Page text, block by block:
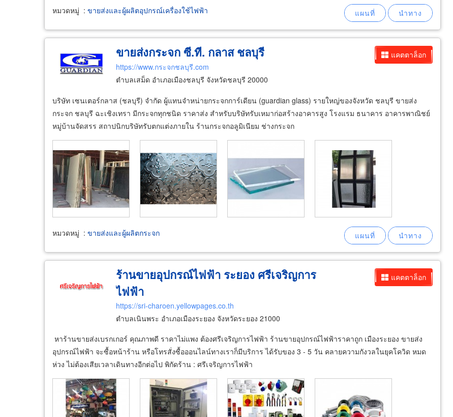
หมวดหมู่ : ขายส่งและผู้ผลิตอุปกรณ์เครื่องใช้ไฟฟ้า
แคตตาล็อก
ขายส่งกระจก ซี.ที. กลาส ชลบุรี
https://www.กระจกชลบุรี.com
ตำบลเสม็ด อำเภอเมืองชลบุรี จังหวัดชลบุรี 20000
บริษัท เซนเตอร์กลาส (ชลบุรี) จำกัด ผู้แทนจำหน่ายกระจกการ์เดียน (guardian glass) รายใหญ่ของจังหวัด ชลบุรี ขายส่ง
กระจก ชลบุรี ฉะเชิงเทรา มีกระจกทุกชนิด ราคาส่ง สำหรับบริษัทรับเหมาก่อสร้างอาคารสูง โรงแรม ธนาคาร อาคารพาณิชย์
หมู่บ้านจัดสรร สถาปนิกบริษัทรับตกแต่งภายใน ร้านกระจกอลูมิเนียม ช่างกระจก
หมวดหมู่ : ขายส่งและผู้ผลิตกระจก
แคตตาล็อก
ร้านขายอุปกรณ์ไฟฟ้า ระยอง ศรีเจริญการ
ไฟฟ้า
https://sri-charoen.yellowpages.co.th
ตำบลเนินพระ อำเภอเมืองระยอง จังหวัดระยอง 21000
หาร้านขายส่งเบรกเกอร์ คุณภาพดี ราคาไม่แพง ต้องศรีเจริญการไฟฟ้า ร้านขายอุปกรณ์ไฟฟ้าราคาถูก เมืองระยอง ขายส่ง
อุปกรณ์ไฟฟ้า จะซื้อหน้าร้าน หรือโทรสั่งซื้อออนไลน์ทางเราก็มีบริการ ได้รับของ 3 - 5 วัน คลายความกังวลในยุคโควิด หมด
ห่วง ไม่ต้องเสียเวลาเดินทางอีกต่อไป พิกัดร้าน : ศรีเจริญการไฟฟ้า